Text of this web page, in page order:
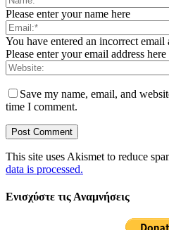
Please enter your name here
You have entered an incorrect email
Please enter your email address here
Save my name, email, and
time I comment.
This site uses Akismet to reduce
data is processed.
Ενισχύστε τις Αναμνήσεις